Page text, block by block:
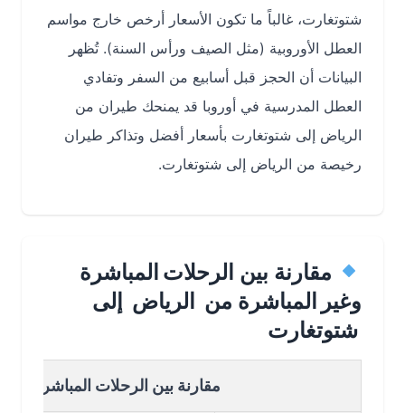
شتوتغارت، غالباً ما تكون الأسعار أرخص خارج مواسم
العطل الأوروبية (مثل الصيف ورأس السنة). تُظهر
البيانات أن الحجز قبل أسابيع من السفر وتفادي
العطل المدرسية في أوروبا قد يمنحك طيران من
الرياض إلى شتوتغارت بأسعار أفضل وتذاكر طيران
رخيصة من الرياض إلى شتوتغارت.
مقارنة بين الرحلات المباشرة
وغير المباشرة من الرياض إلى
شتوتغارت
مقارنة بين الرحلات المباشرة وغير